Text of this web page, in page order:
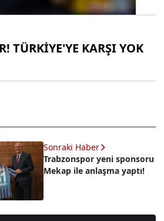
TÜRKİYE'YE KARŞI YOK
Sonraki Haber
Trabzonspor yeni sponsoru
Mekap ile anlaşma yaptı!